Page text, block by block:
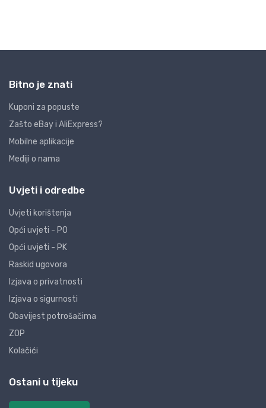
Bitno je znati
Kuponi za popuste
Zašto eBay i AliExpress?
Mobilne aplikacije
Mediji o nama
Uvjeti i odredbe
Uvjeti korištenja
Opći uvjeti - PO
Opći uvjeti - PK
Raskid ugovora
Izjava o privatnosti
Izjava o sigurnosti
Obavijest potrošačima
ZOP
Kolačići
Ostani u tijeku